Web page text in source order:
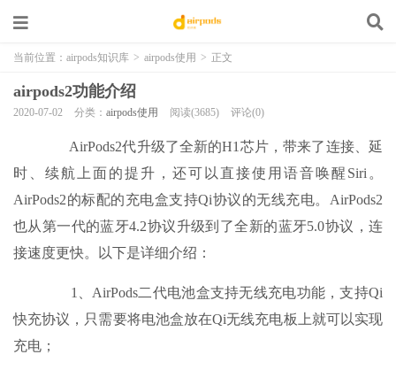
当前位置： airpods知识库 > airpods使用 > 正文
airpods2功能介绍
2020-07-02 分类： airpods使用 阅读(3685) 评论(0)
AirPods2代升级了全新的H1芯片，带来了连接、延
时、续航上面的提升，还可以直接使用语音唤醒Siri。
AirPods2的标配的充电盒支持Qi协议的无线充电。AirPods2
也从第一代的蓝牙4.2协议升级到了全新的蓝牙5.0协议，连
接速度更快。以下是详细介绍：
1、AirPods二代电池盒支持无线充电功能，支持Qi
快充协议，只需要将电池盒放在Qi无线充电板上就可以实现
充电；